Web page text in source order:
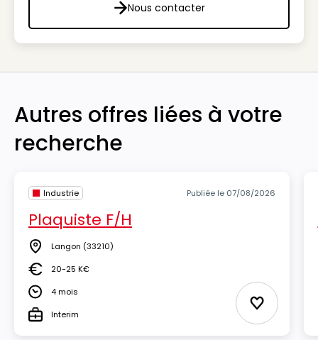
Nous contacter
Nous contacter
Autres offres liées à votre
recherche
Industrie Publiée le 07/08/2026
Plaquiste F/H
Lieu Langon (33210)
Salaire20-25 K€
Durée4 mois
TypeInterim Ajouter